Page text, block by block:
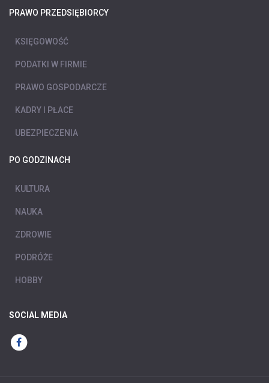
PRAWO PRZEDSIĘBIORCY
KSIĘGOWOŚĆ
PODATKI W FIRMIE
PRAWO GOSPODARCZE
KADRY I PŁACE
UBEZPIECZENIA
PO GODZINACH
KULTURA
NAUKA
ZDROWIE
PODRÓŻE
HOBBY
SOCIAL MEDIA